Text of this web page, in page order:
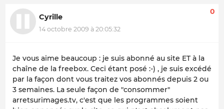
Cyrille
14 octobre 2009 à 20:05:32
0
Je vous aime beaucoup : je suis abonné au site ET à la
chaîne de la freebox. Ceci étant posé :-) , je suis excédé
par la façon dont vous traitez vos abonnés depuis 2 ou
3 semaines. La seule façon de "consommer"
arretsurimages.tv, c'est que les programmes soient